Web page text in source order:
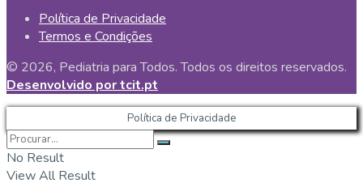
Política de Privacidade
Termos e Condições
© 2026, Pediatria para Todos. Todos os direitos reservados.
Desenvolvido por tcit.pt
Política de Privacidade
No Result
View All Result